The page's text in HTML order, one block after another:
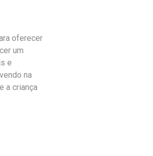
oferecer
um
e
na
a criança